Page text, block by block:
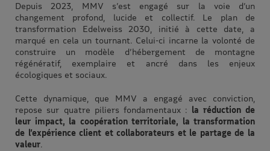
Depuis 2023, MMV s’est engagé sur la voie d’un
changement profond, lucide et collectif. Le plan de
transformation Edelweiss 2030, initié à cette date, a
marqué en cela un tournant. Celui-ci incarne la volonté de
construire un modèle d’hébergement de montagne
régénératif, exemplaire et ancré dans les enjeux
écologiques et sociaux.
Cette dynamique, que MMV a engagé avec conviction,
repose sur quatre piliers fondamentaux : la réduction de
leur impact, la coopération territoriale, la transformation
de l’expérience client et collaborateurs et le partage de la
valeur.